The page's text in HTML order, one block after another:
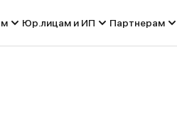
Юр.лицам и ИП Партнерам